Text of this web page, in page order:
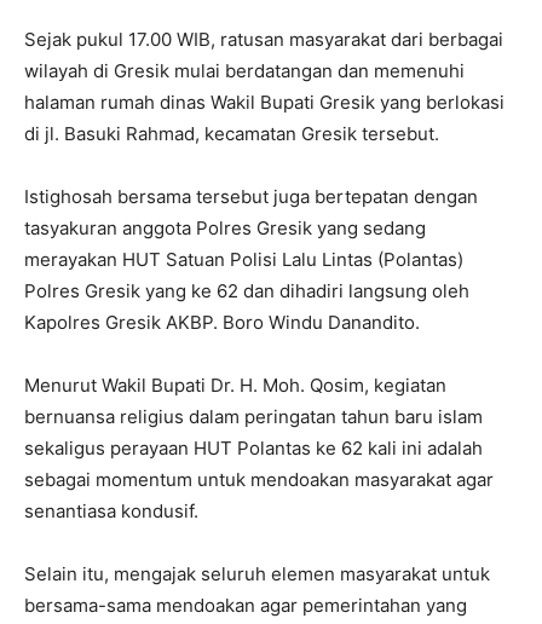
Sejak pukul 17.00 WIB, ratusan masyarakat dari berbagai
wilayah di Gresik mulai berdatangan dan memenuhi
halaman rumah dinas Wakil Bupati Gresik yang berlokasi
di jl. Basuki Rahmad, kecamatan Gresik tersebut.
Istighosah bersama tersebut juga bertepatan dengan
tasyakuran anggota Polres Gresik yang sedang
merayakan HUT Satuan Polisi Lalu Lintas (Polantas)
Polres Gresik yang ke 62 dan dihadiri langsung oleh
Kapolres Gresik AKBP. Boro Windu Danandito.
Menurut Wakil Bupati Dr. H. Moh. Qosim, kegiatan
bernuansa religius dalam peringatan tahun baru islam
sekaligus perayaan HUT Polantas ke 62 kali ini adalah
sebagai momentum untuk mendoakan masyarakat agar
senantiasa kondusif.
Selain itu, mengajak seluruh elemen masyarakat untuk
bersama-sama mendoakan agar pemerintahan yang